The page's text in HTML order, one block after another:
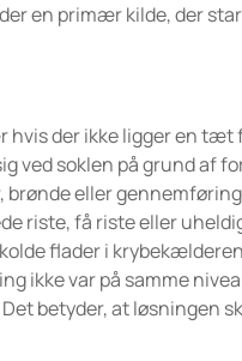
en primær kilde, der
hvis der ikke ligger en
ved soklen på grund
eller
riste, få riste eller
flader i krybekælderen
ikke var på samme
betyder, at løsningen